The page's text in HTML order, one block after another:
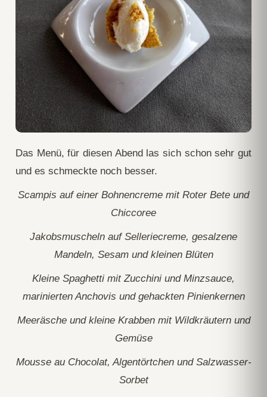
Das Menü, für diesen Abend las sich schon sehr gut
und es schmeckte noch besser.
Scampis auf einer Bohnencreme mit Roter Bete und
Chiccoree
Jakobsmuscheln auf Selleriecreme, gesalzene
Mandeln, Sesam und kleinen Blüten
Kleine Spaghetti mit Zucchini und Minzsauce,
marinierten Anchovis und gehackten Pinienkernen
Meeräsche und kleine Krabben mit Wildkräutern und
Gemüse
Mousse au Chocolat, Algentörtchen und Salzwasser-
Sorbet